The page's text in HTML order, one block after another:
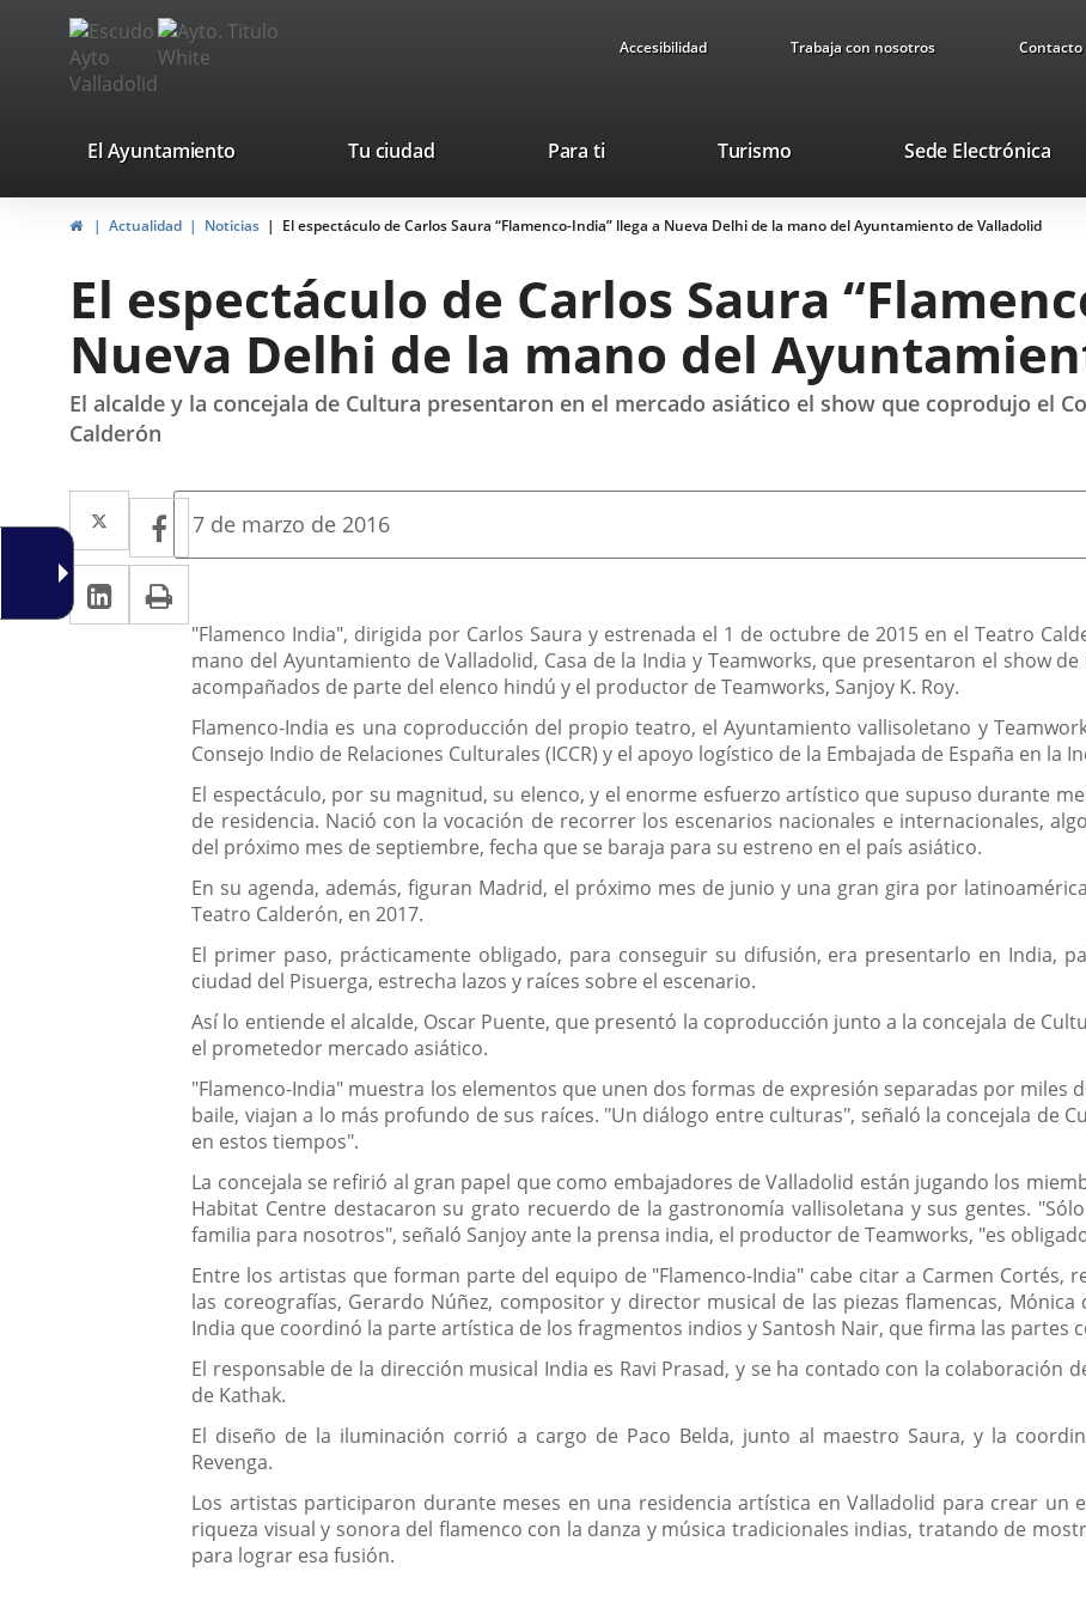
Jump to content
Portal
Web
Ayuntamiento
de
Accesibilidad Trabaja con nosotros Contacto
valladolid.es
El Ayuntamiento Tu ciudad Para ti TurismoThis
will
open
pop-
up
window.
Sede ElectrónicaLink
HomeActualidad Noticias El espectáculo de Carlos Saura “Flamenco-India” llega a Nueva Delhi de la mano del Ayuntamiento de Valladolid
El espectáculo de Carlos Saura
Nueva Delhi de la mano del
El alcalde y la concejala de Cultura presentaron en el mercado asiático el show que coprodujo el
Calderón
Twitter
Enlace
a
una
aplicación
externa.
Facebook
Enlace
a
una
aplicación
externa.
Linkedin
Enlace
a
aplicación
externa.
Fecha
la
7 de marzo de 2016
Descripción
"Flamenco India", dirigida por Carlos Saura y estrenada el 1 de octubre de 2015 en el Teatro
mano del Ayuntamiento de Valladolid, Casa de la India y Teamworks, que presentaron el show
acompañados de parte del elenco hindú y el productor de Teamworks, Sanjoy K. Roy.
Flamenco-India es una coproducción del propio teatro, el Ayuntamiento vallisoletano y
Consejo Indio de Relaciones Culturales (ICCR) y el apoyo logístico de la Embajada de España en la
El espectáculo, por su magnitud, su elenco, y el enorme esfuerzo artístico que supuso durante
de residencia. Nació con la vocación de recorrer los escenarios nacionales e internacionales,
del próximo mes de septiembre, fecha que se baraja para su estreno en el país asiático.
En su agenda, además, figuran Madrid, el próximo mes de junio y una gran gira por
Teatro Calderón, en 2017.
El primer paso, prácticamente obligado, para conseguir su difusión, era presentarlo en India,
ciudad del Pisuerga, estrecha lazos y raíces sobre el escenario.
Así lo entiende el alcalde, Oscar Puente, que presentó la coproducción junto a la concejala de
el prometedor mercado asiático.
"Flamenco-India" muestra los elementos que unen dos formas de expresión separadas por miles
baile, viajan a lo más profundo de sus raíces. "Un diálogo entre culturas", señaló la concejala de
en estos tiempos".
La concejala se refirió al gran papel que como embajadores de Valladolid están jugando los
Habitat Centre destacaron su grato recuerdo de la gastronomía vallisoletana y sus gentes.
familia para nosotros", señaló Sanjoy ante la prensa india, el productor de Teamworks, "es
Entre los artistas que forman parte del equipo de "Flamenco-India" cabe citar a Carmen Cortés,
las coreografías, Gerardo Núñez, compositor y director musical de las piezas flamencas,
India que coordinó la parte artística de los fragmentos indios y Santosh Nair, que firma las partes
El responsable de la dirección musical India es Ravi Prasad, y se ha contado con la
de Kathak.
El diseño de la iluminación corrió a cargo de Paco Belda, junto al maestro Saura, y la
Revenga.
Los artistas participaron durante meses en una residencia artística en Valladolid para crear un
riqueza visual y sonora del flamenco con la danza y música tradicionales indias, tratando de
para lograr esa fusión.